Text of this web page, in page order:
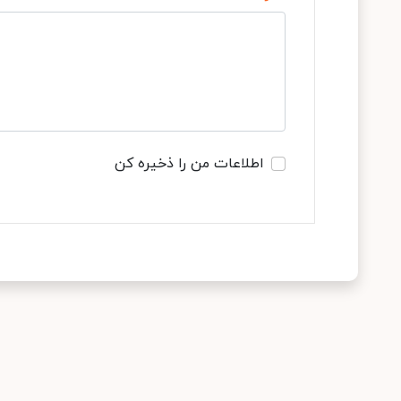
اطلاعات من را ذخیره کن